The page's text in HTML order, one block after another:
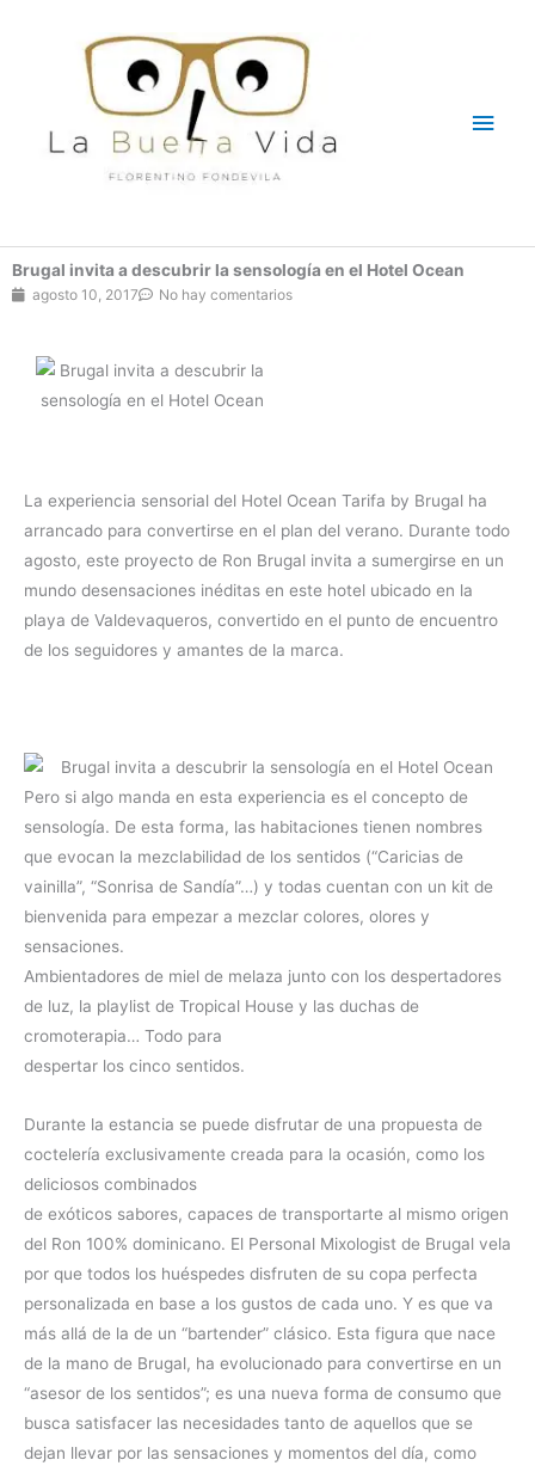
Brugal invita a descubrir la sensología en el Hotel Ocean
agosto 10, 2017 No hay comentarios
La experiencia sensorial del Hotel Ocean Tarifa by Brugal ha
arrancado para convertirse en el plan del verano. Durante todo
agosto, este proyecto de Ron Brugal invita a sumergirse en un
mundo desensaciones inéditas en este hotel ubicado en la
playa de Valdevaqueros, convertido en el punto de encuentro
de los seguidores y amantes de la marca.
Pero si algo manda en esta experiencia es el concepto de
sensología. De esta forma, las habitaciones tienen nombres
que evocan la mezclabilidad de los sentidos (“Caricias de
vainilla”, “Sonrisa de Sandía”…) y todas cuentan con un kit de
bienvenida para empezar a mezclar colores, olores y
sensaciones.
Ambientadores de miel de melaza junto con los despertadores
de luz, la playlist de Tropical House y las duchas de
cromoterapia… Todo para
despertar los cinco sentidos.
Durante la estancia se puede disfrutar de una propuesta de
coctelería exclusivamente creada para la ocasión, como los
deliciosos combinados
de exóticos sabores, capaces de transportarte al mismo origen
del Ron 100% dominicano. El Personal Mixologist de Brugal vela
por que todos los huéspedes disfruten de su copa perfecta
personalizada en base a los gustos de cada uno. Y es que va
más allá de la de un “bartender” clásico. Esta figura que nace
de la mano de Brugal, ha evolucionado para convertirse en un
“asesor de los sentidos”; es una nueva forma de consumo que
busca satisfacer las necesidades tanto de aquellos que se
dejan llevar por las sensaciones y momentos del día, como